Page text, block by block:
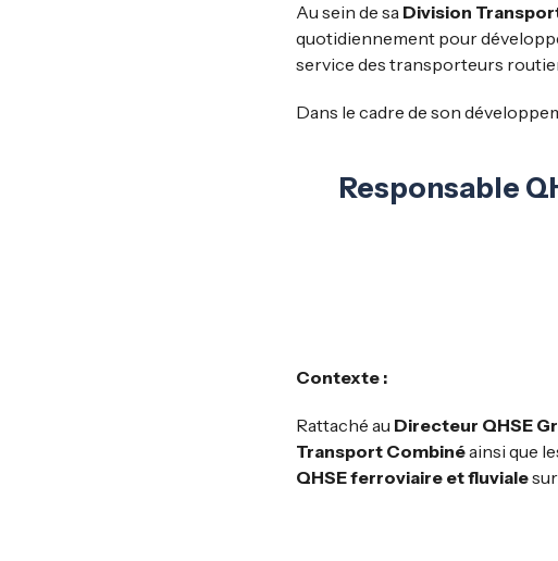
Au sein de sa Division
quotidiennement pour
service des transporteurs
Dans le cadre de son
Responsable
Contexte :
Rattaché au Directeur QHSE
Transport Combinéainsi que
QHSE ferroviaire et fluviale